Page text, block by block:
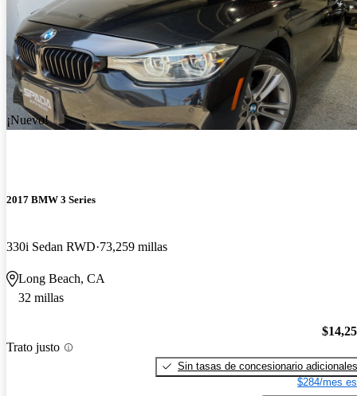
¡Nuevo!
2017 BMW 3 Series
330i Sedan RWD 73,259 millas
Long Beach, CA
32 millas
Trato justo
Sin tasas de concesionario adicionales
$284/mes